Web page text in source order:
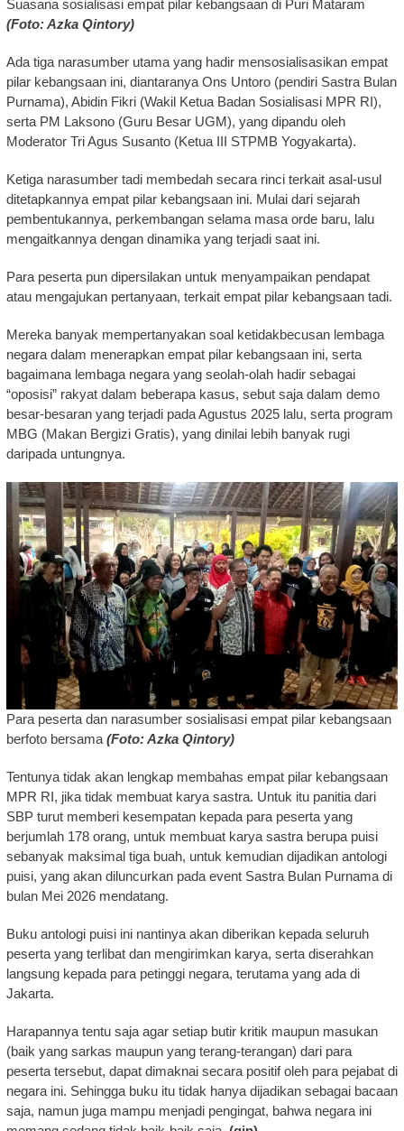
Suasana sosialisasi empat pilar kebangsaan di Puri Mataram
(Foto: Azka Qintory)
Ada tiga narasumber utama yang hadir mensosialisasikan empat
pilar kebangsaan ini, diantaranya Ons Untoro (pendiri Sastra Bulan
Purnama), Abidin Fikri (Wakil Ketua Badan Sosialisasi MPR RI),
serta PM Laksono (Guru Besar UGM), yang dipandu oleh
Moderator Tri Agus Susanto (Ketua III STPMB Yogyakarta).
Ketiga narasumber tadi membedah secara rinci terkait asal-usul
ditetapkannya empat pilar kebangsaan ini. Mulai dari sejarah
pembentukannya, perkembangan selama masa orde baru, lalu
mengaitkannya dengan dinamika yang terjadi saat ini.
Para peserta pun dipersilakan untuk menyampaikan pendapat
atau mengajukan pertanyaan, terkait empat pilar kebangsaan tadi.
Mereka banyak mempertanyakan soal ketidakbecusan lembaga
negara dalam menerapkan empat pilar kebangsaan ini, serta
bagaimana lembaga negara yang seolah-olah hadir sebagai
“oposisi” rakyat dalam beberapa kasus, sebut saja dalam demo
besar-besaran yang terjadi pada Agustus 2025 lalu, serta program
MBG (Makan Bergizi Gratis), yang dinilai lebih banyak rugi
daripada untungnya.
Para peserta dan narasumber sosialisasi empat pilar kebangsaan
berfoto bersama (Foto: Azka Qintory)
Tentunya tidak akan lengkap membahas empat pilar kebangsaan
MPR RI, jika tidak membuat karya sastra. Untuk itu panitia dari
SBP turut memberi kesempatan kepada para peserta yang
berjumlah 178 orang, untuk membuat karya sastra berupa puisi
sebanyak maksimal tiga buah, untuk kemudian dijadikan antologi
puisi, yang akan diluncurkan pada event Sastra Bulan Purnama di
bulan Mei 2026 mendatang.
Buku antologi puisi ini nantinya akan diberikan kepada seluruh
peserta yang terlibat dan mengirimkan karya, serta diserahkan
langsung kepada para petinggi negara, terutama yang ada di
Jakarta.
Harapannya tentu saja agar setiap butir kritik maupun masukan
(baik yang sarkas maupun yang terang-terangan) dari para
peserta tersebut, dapat dimaknai secara positif oleh para pejabat di
negara ini. Sehingga buku itu tidak hanya dijadikan sebagai bacaan
saja, namun juga mampu menjadi pengingat, bahwa negara ini